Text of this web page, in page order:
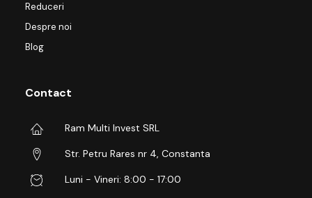
Reduceri
Despre noi
Blog
Contact
Ram Multi Invest SRL
Str. Petru Rares nr 4, Constanta
Luni - Vineri: 8:00 - 17:00